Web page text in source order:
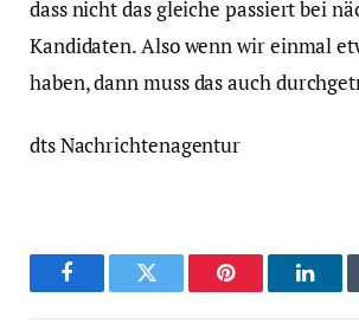
dass nicht das gleiche passiert bei
Kandidaten. Also wenn wir einmal
haben, dann muss das auch
dts Nachrichtenagentur
FacebookTwitter Pinterest